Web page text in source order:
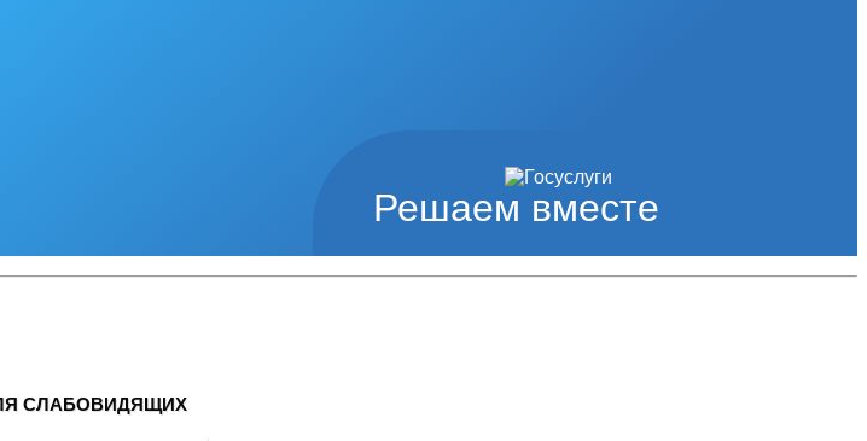
Решаем вместе
СЛАБОВИДЯЩИХ